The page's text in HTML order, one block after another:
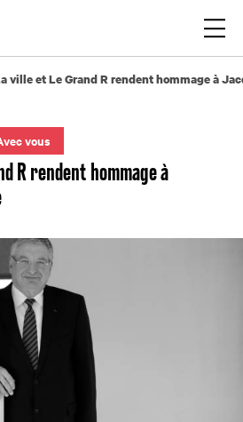
ville et Le Grand R rendent hommage à
vous
R rendent hommage à